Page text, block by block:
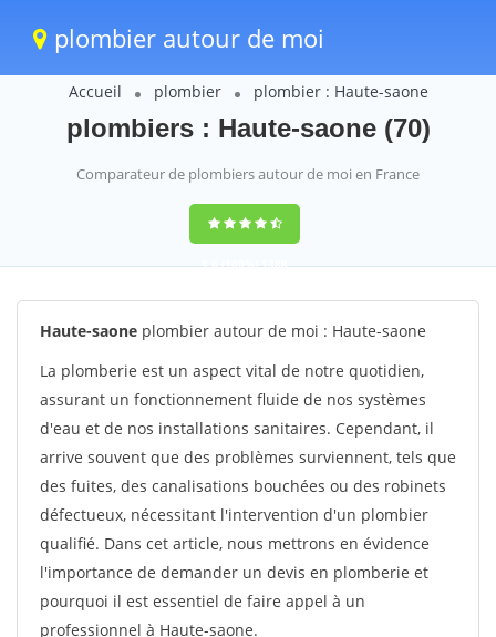
plombier autour de moi
Accueil plombier plombier : Haute-saone
plombiers : Haute-saone (70)
Comparateur de plombiers autour de moi en France
9,6(100%)1388
votes
Haute-saone plombier autour de moi : Haute-saone
La plomberie est un aspect vital de notre quotidien,
assurant un fonctionnement fluide de nos systèmes
d'eau et de nos installations sanitaires. Cependant, il
arrive souvent que des problèmes surviennent, tels que
des fuites, des canalisations bouchées ou des robinets
défectueux, nécessitant l'intervention d'un plombier
qualifié. Dans cet article, nous mettrons en évidence
l'importance de demander un devis en plomberie et
pourquoi il est essentiel de faire appel à un
professionnel à Haute-saone.